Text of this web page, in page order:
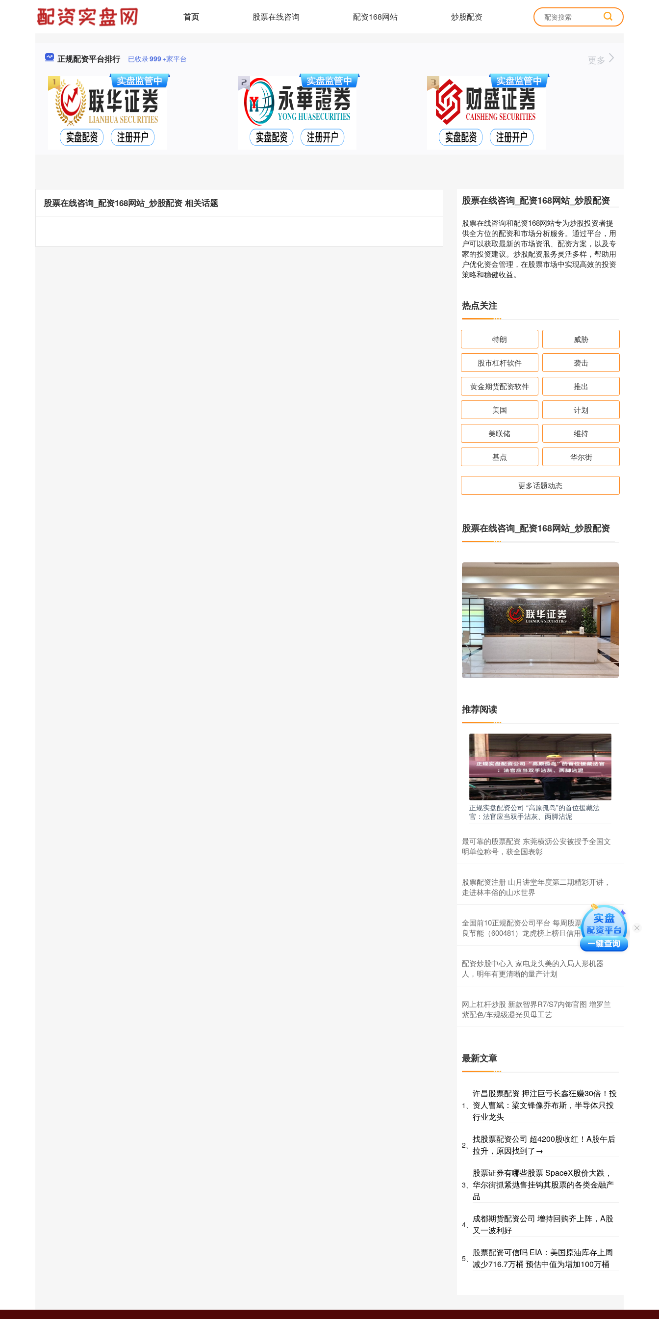
首页 股票在线咨询 配资168网站 炒股配资
正规配资平台排行 已收录999+家平台 更多
股票在线咨询_配资168网站_炒股配资 相关话题 股票在线咨询_配资168网站_炒股配资
股票在线咨询和配资168网站专为炒股投资者提
供全方位的配资和市场分析服务。通过平台，用
户可以获取最新的市场资讯、配资方案，以及专
家的投资建议。炒股配资服务灵活多样，帮助用
户优化资金管理，在股票市场中实现高效的投资
策略和稳健收益。
热点关注
特朗 威胁
股市杠杆软件 袭击
黄金期货配资软件 推出
美国 计划
美联储 维持
基点 华尔街
更多话题动态
股票在线咨询_配资168网站_炒股配资
推荐阅读
正规实盘配资公司 “高原孤岛”的首位援藏法
官：法官应当双手沾灰、两脚沾泥
最可靠的股票配资 东莞横沥公安被授予全国文
明单位称号，获全国表彰
股票配资注册 山月讲堂年度第二期精彩开讲，
走进林丰俗的山水世界
全国前10正规配资公司平台 每周股票复盘：双
良节能（600481）龙虎榜上榜且信用等级下调
配资炒股中心入 家电龙头美的入局人形机器
人，明年有更清晰的量产计划
网上杠杆炒股 新款智界R7/S7内饰官图 增罗兰
紫配色/车规级凝光贝母工艺
最新文章
1、
许昌股票配资 押注巨亏长鑫狂赚30倍！投
资人曹斌：梁文锋像乔布斯，半导体只投
行业龙头
2、
找股票配资公司 超4200股收红！A股午后
拉升，原因找到了→
3、
股票证券有哪些股票 SpaceX股价大跌，
华尔街抓紧抛售挂钩其股票的各类金融产
品
4、
成都期货配资公司 增持回购齐上阵，A股
又一波利好
5、
股票配资可信吗 EIA：美国原油库存上周
减少716.7万桶 预估中值为增加100万桶